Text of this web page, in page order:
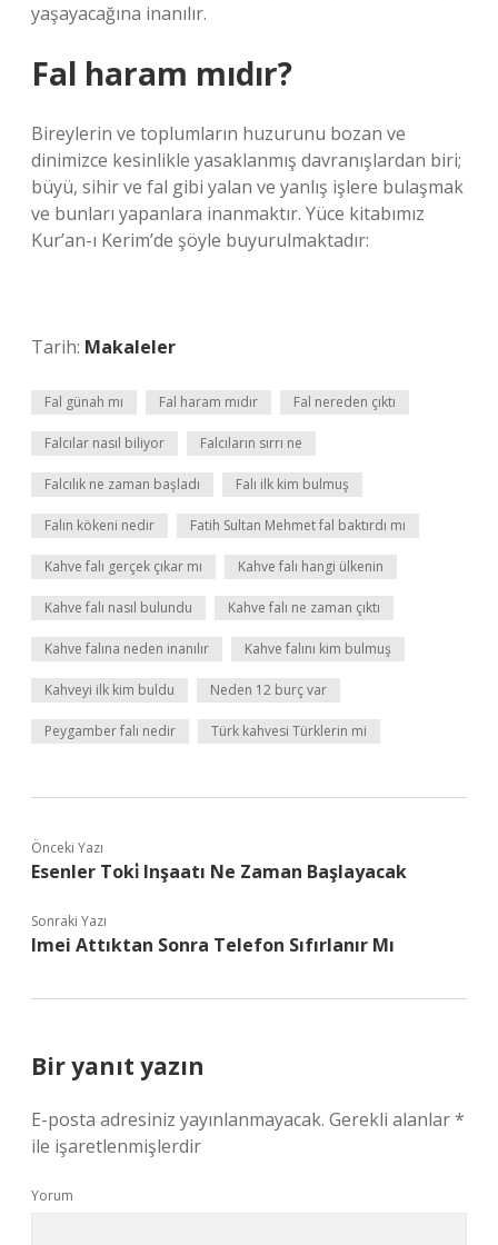
yaşayacağına inanılır.
Fal haram mıdır?
Bireylerin ve toplumların huzurunu bozan ve
dinimizce kesinlikle yasaklanmış davranışlardan biri;
büyü, sihir ve fal gibi yalan ve yanlış işlere bulaşmak
ve bunları yapanlara inanmaktır. Yüce kitabımız
Kur’an-ı Kerim’de şöyle buyurulmaktadır:
Tarih: Makaleler
Fal günah mı Fal haram mıdır Fal nereden çıktı
Falcılar nasıl biliyor Falcıların sırrı ne
Falcılık ne zaman başladı Falı ilk kim bulmuş
Falın kökeni nedir Fatih Sultan Mehmet fal baktırdı mı
Kahve falı gerçek çıkar mı Kahve falı hangi ülkenin
Kahve falı nasıl bulundu Kahve falı ne zaman çıktı
Kahve falına neden inanılır Kahve falını kim bulmuş
Kahveyi ilk kim buldu Neden 12 burç var
Peygamber falı nedir Türk kahvesi Türklerin mi
Önceki Yazı
Esenler Toki̇ Inşaatı Ne Zaman Başlayacak
Sonraki Yazı
Imei Attıktan Sonra Telefon Sıfırlanır Mı
Bir yanıt yazın
E-posta adresiniz yayınlanmayacak. Gerekli alanlar*
ile işaretlenmişlerdir
Yorum